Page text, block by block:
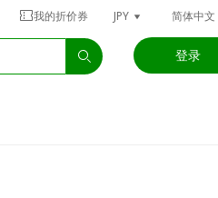
我的折价券 JPY 简体中文
登录